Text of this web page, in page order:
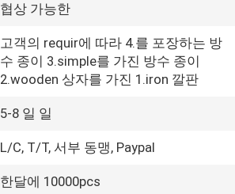
협상 가능한
고객의 requir에 따라 4.를 포장하는 방
수 종이 3.simple를 가진 방수 종이
2.wooden 상자를 가진 1.iron 깔판
5-8 일 일
L/C, T/T, 서부 동맹, Paypal
한달에 10000pcs